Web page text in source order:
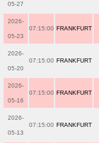
05-27
2026-
05-23
07:15:00 FRANKFURT
2026-
05-20
07:15:00 FRANKFURT
2026-
05-16
07:15:00 FRANKFURT
2026-
05-13
07:15:00 FRANKFURT